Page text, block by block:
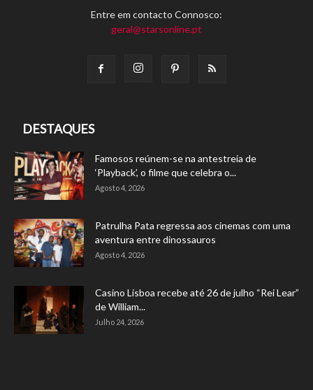
Entre em contacto Connosco:
geral@starsonline.pt
DESTAQUES
Famosos reúnem-se na antestreia de
‘Playback’, o filme que celebra o...
Agosto 4, 2026
Patrulha Pata regressa aos cinemas com uma
aventura entre dinossauros
Agosto 4, 2026
Casino Lisboa recebe até 26 de julho “Rei Lear”
de William...
Julho 24, 2026